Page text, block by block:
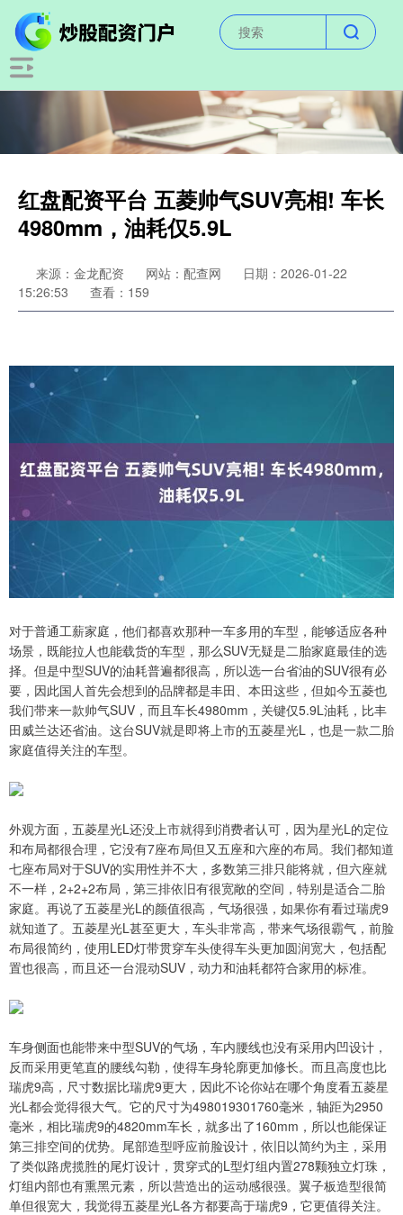
红盘配资平台 五菱帅气SUV亮相! 车长
4980mm，油耗仅5.9L
来源：金龙配资 网站：配查网
日期：2026-01-22
15:26:53
查看：159
对于普通工薪家庭，他们都喜欢那种一车多用的车型，能够适应各种
场景，既能拉人也能载货的车型，那么SUV无疑是二胎家庭最佳的选
择。但是中型SUV的油耗普遍都很高，所以选一台省油的SUV很有必
要，因此国人首先会想到的品牌都是丰田、本田这些，但如今五菱也
我们带来一款帅气SUV，而且车长4980mm，关键仅5.9L油耗，比丰
田威兰达还省油。这台SUV就是即将上市的五菱星光L，也是一款二胎
家庭值得关注的车型。
外观方面，五菱星光L还没上市就得到消费者认可，因为星光L的定位
和布局都很合理，它没有7座布局但又五座和六座的布局。我们都知道
七座布局对于SUV的实用性并不大，多数第三排只能将就，但六座就
不一样，2+2+2布局，第三排依旧有很宽敞的空间，特别是适合二胎
家庭。再说了五菱星光L的颜值很高，气场很强，如果你有看过瑞虎9
就知道了。五菱星光L甚至更大，车头非常高，带来气场很霸气，前脸
布局很简约，使用LED灯带贯穿车头使得车头更加圆润宽大，包括配
置也很高，而且还一台混动SUV，动力和油耗都符合家用的标准。
车身侧面也能带来中型SUV的气场，车内腰线也没有采用内凹设计，
反而采用更笔直的腰线勾勒，使得车身轮廓更加修长。而且高度也比
瑞虎9高，尺寸数据比瑞虎9更大，因此不论你站在哪个角度看五菱星
光L都会觉得很大气。它的尺寸为498019301760毫米，轴距为2950
毫米，相比瑞虎9的4820mm车长，就多出了160mm，所以也能保证
第三排空间的优势。尾部造型呼应前脸设计，依旧以简约为主，采用
了类似路虎揽胜的尾灯设计，贯穿式的L型灯组内置278颗独立灯珠，
灯组内部也有熏黑元素，所以营造出的运动感很强。翼子板造型很简
单但很宽大，我觉得五菱星光L各方都要高于瑞虎9，它更值得关注。